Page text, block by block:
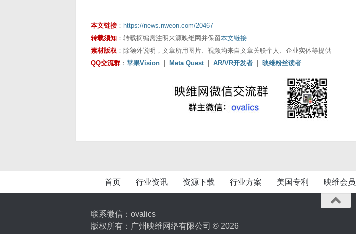
本文链接 ： https://news.nweon.com/20467
转载须知 ：转载摘编需注明来源映维网并保留本文链接
素材版权 ：除额外说明，文章所用图片、视频均来自文章关联个人、企业实体等提供
QQ交流群 ： 苹果Vision | Meta Quest | AR/VR开发者 | 映维粉丝读者
首页 行业资讯 资源下载 行业方案 美国专利 映维会员
联系微信：ovalics
版权所有：广州映维网络有限公司 © 2026